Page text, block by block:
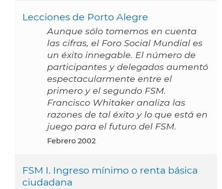
Lecciones de Porto Alegre
Aunque sólo tomemos en cuenta
las cifras, el Foro Social Mundial es
un éxito innegable. El número de
participantes y delegados aumentó
espectacularmente entre el
primero y el segundo FSM.
Francisco Whitaker analiza las
razones de tal éxito y lo que está en
juego para el futuro del FSM.
febrero 2002
FSM I. Ingreso mínimo o renta básica
ciudadana